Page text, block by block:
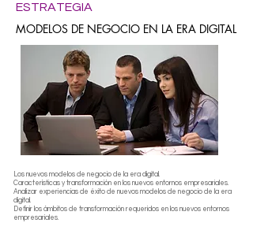
ESTRATEGIA
MODELOS DE NEGOCIO EN LA ERA DIGITAL
Los nuevos modelos de negocio de la era digital.
Características y transformación en los nuevos entornos empresariales.
Analizar experiencias de éxito de nuevos modelos de negocio de la era
digital.
Definir los ámbitos de transformación requeridos en los nuevos entornos
empresariales.